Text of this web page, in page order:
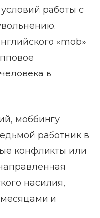
работы с
«mob»
в
моббингу
работник в
конфликты или
насилия,
и